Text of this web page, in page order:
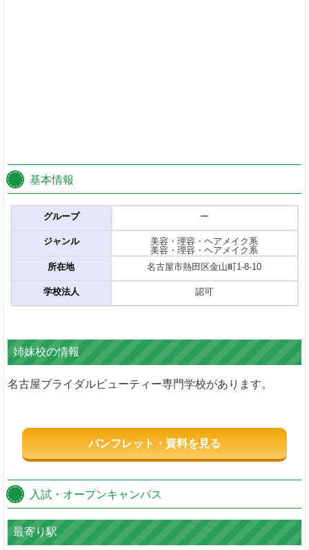
基本情報
グループ
ジャンル
所在地
学校法人
ー
美容・理容・ヘアメイク系
美容・理容・ヘアメイク系
名古屋市熱田区金山町1-8-10
認可
姉妹校の情報
名古屋ブライダルビューティー専門学校があります。
パンフレット・資料を見る
入試・オープンキャンパス
最寄り駅